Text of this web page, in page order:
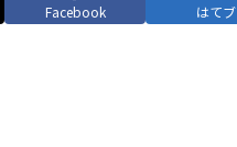
Facebook はてブ